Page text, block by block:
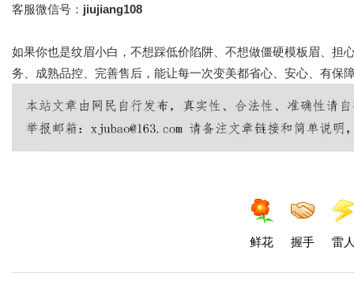
客服微信号： jiujiang108
如果你也是纹眉小白，不想踩低价陷阱、不想做僵硬模板眉、担
务、成熟品控、完善售后，能让每一次变美都省心、安心、有保
鲜花 握手 雷